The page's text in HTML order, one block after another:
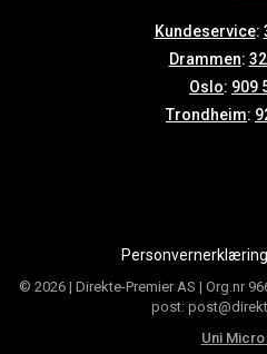
Kundeservice:
Drammen:
Oslo: 909
Trondheim:
Personvernerklæring
© 2026 | Direkte-Premier AS | Org.nr
post:
Uni Micro